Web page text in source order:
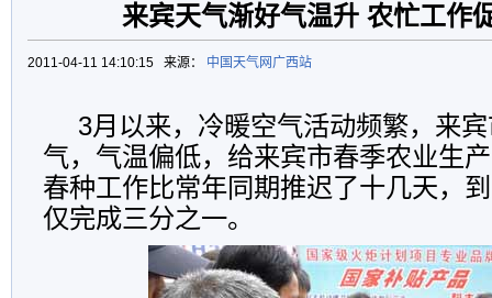
来宾天气渐好气温升 农忙工作
2011-04-11 14:10:15 来源： 中国天气网广西站
3月以来，冷暖空气活动频繁，来
气，气温偏低，给来宾市春季农业生
春种工作比常年同期推迟了十几天，
仅完成三分之一。